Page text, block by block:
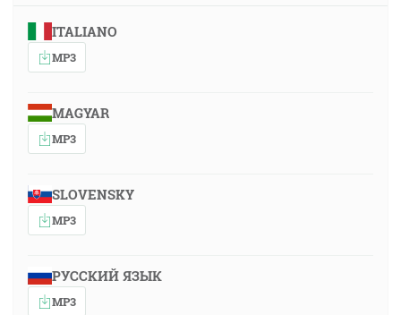
ITALIANO
MP3
MAGYAR
MP3
SLOVENSKY
MP3
РУССКИЙ ЯЗЫК
MP3